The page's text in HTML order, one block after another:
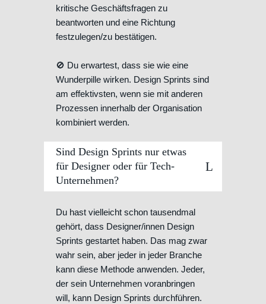
kritische Geschäftsfragen zu
beantworten und eine Richtung
festzulegen/zu bestätigen.
🚫 Du erwartest, dass sie wie eine
Wunderpille wirken. Design Sprints sind
am effektivsten, wenn sie mit anderen
Prozessen innerhalb der Organisation
kombiniert werden.
Sind Design Sprints nur etwas
für Designer oder für Tech-
Unternehmen?
Du hast vielleicht schon tausendmal
gehört, dass Designer/innen Design
Sprints gestartet haben. Das mag zwar
wahr sein, aber jeder in jeder Branche
kann diese Methode anwenden. Jeder,
der sein Unternehmen voranbringen
will, kann Design Sprints durchführen.